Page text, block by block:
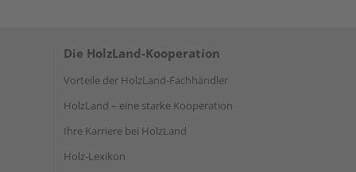
Die HolzLand-Kooperation
Vorteile der HolzLand-Fachhändler
HolzLand – eine starke Kooperation
Ihre Karriere bei HolzLand
Holz-Lexikon